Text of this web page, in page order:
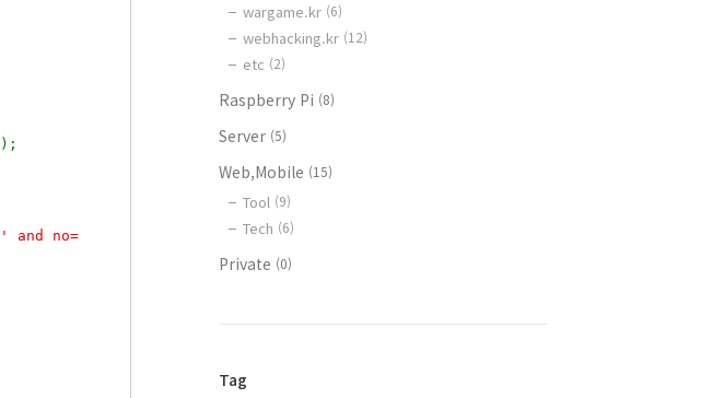
);
' and no=
wargame.kr (6)
webhacking.kr (12)
etc (2)
Raspberry Pi (8)
Server (5)
Web,Mobile (15)
Tool (9)
Tech (6)
Private (0)
Tag